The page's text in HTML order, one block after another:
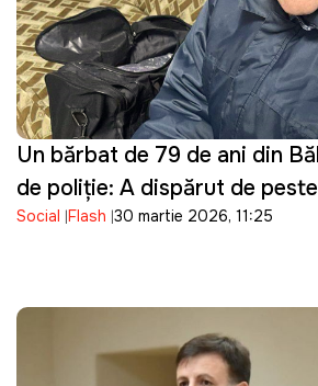
Un bărbat de 79 de ani din
de poliție: A dispărut de
Social Flash 30 martie 2026, 11:25